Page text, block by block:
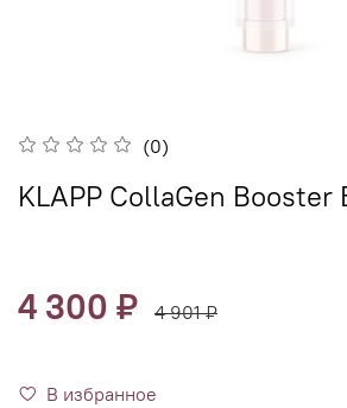
(0)
KLAPP CollaGen Booster
4 300 ₽ 4 901 ₽
В избранное